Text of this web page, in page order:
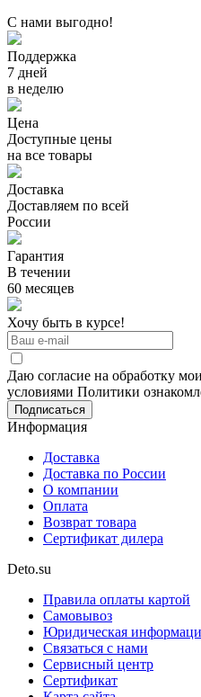
С нами выгодно!
Поддержка
7 дней
в неделю
Цена
Доступные цены
на все товары
Доставка
Доставляем по всей
России
Гарантия
В течении
60 месяцев
Хочу быть в курсе!
Даю согласие на обработку
условиями Политики
Информация
Доставка
Доставка по России
О компании
Оплата
Возврат товара
Сертификат дилера
Deto.su
Правила оплаты картой
Самовывоз
Юридическая
Связаться с нами
Сервисный центр
Сертификат